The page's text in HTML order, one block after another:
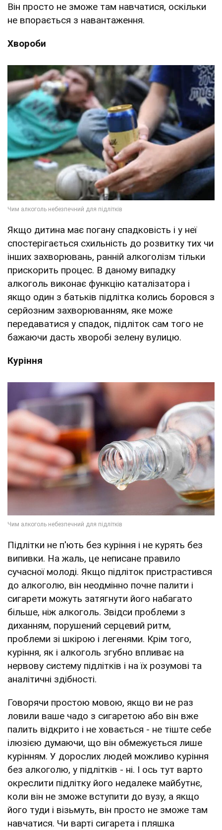
Він просто не зможе там навчатися, оскільки
не впорається з навантаження.
Хвороби
Якщо дитина має погану спадковість і у неї
спостерігається схильність до розвитку тих чи
інших захворювань, ранній алкоголізм тільки
прискорить процес. В даному випадку
алкоголь виконає функцію каталізатора і
якщо один з батьків підлітка колись боровся з
серйозним захворюванням, яке може
передаватися у спадок, підліток сам того не
бажаючи дасть хворобі зелену вулицю.
Куріння
Підлітки не п'ють без куріння і не курять без
випивки. На жаль, це неписане правило
сучасної молоді. Якщо підліток пристрастився
до алкоголю, він неодмінно почне палити і
сигарети можуть затягнути його набагато
більше, ніж алкоголь. Звідси проблеми з
диханням, порушений серцевий ритм,
проблеми зі шкірою і легенями. Крім того,
куріння, як і алкоголь згубно впливає на
нервову систему підлітків і на їх розумові та
аналітичні здібності.
Говорячи простою мовою, якщо ви не раз
ловили ваше чадо з сигаретою або він вже
палить відкрито і не ховається - не тіште себе
ілюзією думаючи, що він обмежується лише
курінням. У дорослих людей можливо куріння
без алкоголю, у підлітків - ні. І ось тут варто
окреслити підлітку його недалеке майбутнє,
коли він не зможе вступити до вузу, а якщо
його туди і візьмуть, він просто не зможе там
навчатися. Чи варті сигарета і пляшка